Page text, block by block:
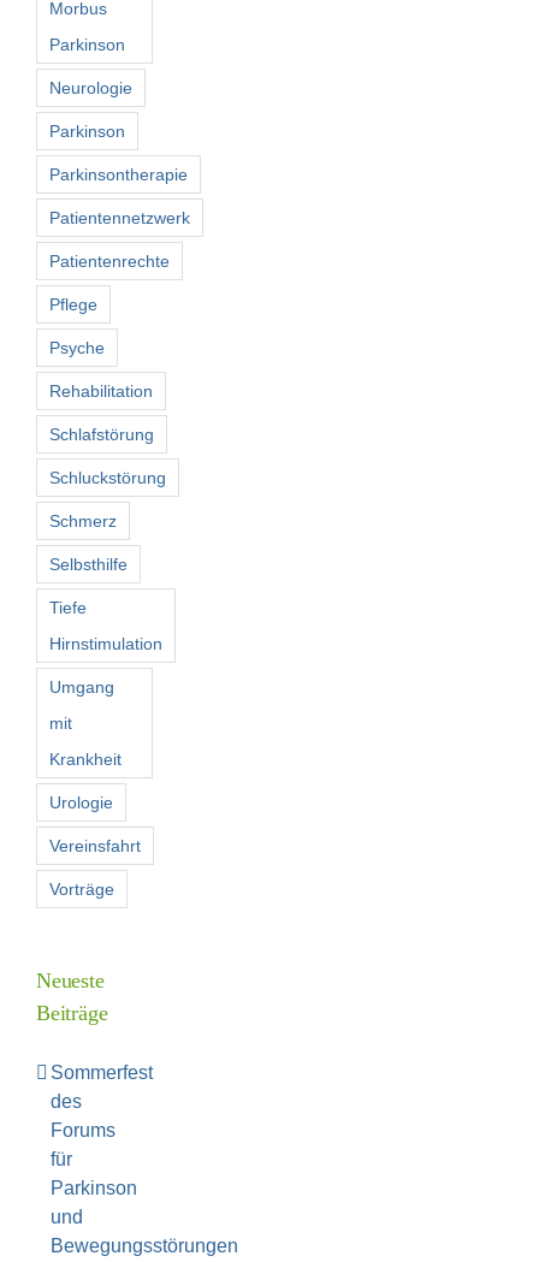
Morbus
Parkinson
Neurologie
Parkinson
Parkinsontherapie
Patientennetzwerk
Patientenrechte
Pflege
Psyche
Rehabilitation
Schlafstörung
Schluckstörung
Schmerz
Selbsthilfe
Tiefe
Hirnstimulation
Umgang
mit
Krankheit
Urologie
Vereinsfahrt
Vorträge
Neueste
Beiträge
Sommerfest
des
Forums
für
Parkinson
und
Bewegungsstörungen